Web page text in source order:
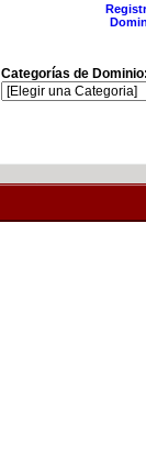
Categorías de Dominio: